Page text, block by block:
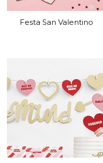
Festa San Valentino